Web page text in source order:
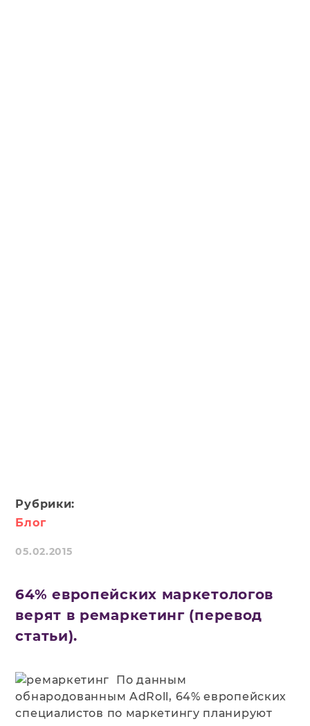
Рубрики:
Блог
05.02.2015
64% европейских маркетологов
верят в ремаркетинг (перевод
статьи).
По данным
обнародованным AdRoll, 64% европейских
специалистов по маркетингу планируют